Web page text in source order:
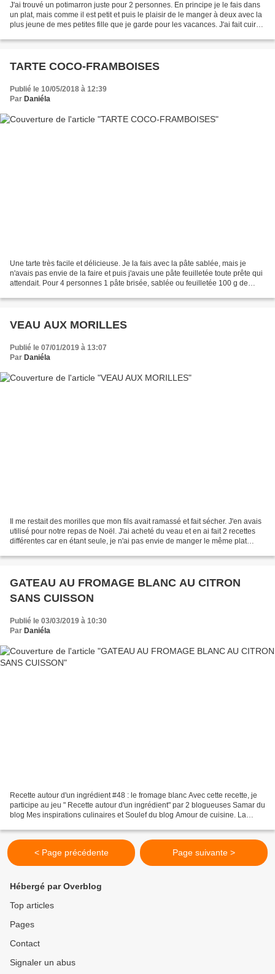
J'ai trouvé un potimarron juste pour 2 personnes. En principe je le fais dans
un plat, mais comme il est petit et puis le plaisir de le manger à deux avec la
plus jeune de mes petites fille que je garde pour les vacances. J'ai fait cuire
TARTE COCO-FRAMBOISES
Publié le 10/05/2018 à 12:39
Par Daniéla
Une tarte très facile et délicieuse. Je la fais avec la pâte sablée, mais je
n'avais pas envie de la faire et puis j'avais une pâte feuilletée toute prête qui
attendait. Pour 4 personnes 1 pâte brisée, sablée ou feuilletée 100 g de
VEAU AUX MORILLES
Publié le 07/01/2019 à 13:07
Par Daniéla
Il me restait des morilles que mon fils avait ramassé et fait sécher. J'en avais
utilisé pour notre repas de Noël. J'ai acheté du veau et en ai fait 2 recettes
différentes car en étant seule, je n'ai pas envie de manger le même plat
GATEAU AU FROMAGE BLANC AU CITRON
SANS CUISSON
Publié le 03/03/2019 à 10:30
Par Daniéla
Recette autour d'un ingrédient #48 : le fromage blanc Avec cette recette, je
participe au jeu " Recette autour d'un ingrédient" par 2 blogueuses Samar du
blog Mes inspirations culinaires et Soulef du blog Amour de cuisine. La
< Page précédente Page suivante >
Hébergé par Overblog
Top articles
Pages
Contact
Signaler un abus